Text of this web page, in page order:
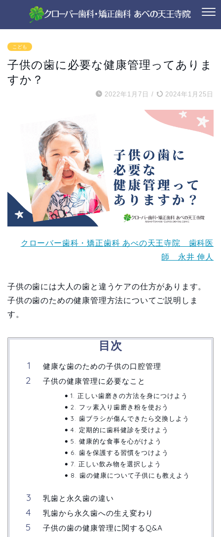
こども
子供の歯に必要な健康管理ってありま
すか？
2022年1月7日 / 2024年1月25日
クローバー歯科・矯正歯科 あべの天王寺院 歯科医
師 永井 伸人
子供の歯には大人の歯と違うケアの仕方があります。
子供の歯のための健康管理方法についてご説明しま
す。
目次
健康な歯のための子供の口腔管理
子供の健康管理に必要なこと
1. 正しい歯磨きの方法を身につけよう
2. フッ素入り歯磨き粉を使おう
3. 歯ブラシが傷んできたら交換しよう
4. 定期的に歯科健診を受けよう
5. 健康的な食事を心がけよう
6. 歯を保護する習慣をつけよう
7. 正しい飲み物を選択しよう
8. 歯の健康について子供にも教えよう
乳歯と永久歯の違い
乳歯から永久歯への生え変わり
子供の歯の健康管理に関するQ&A